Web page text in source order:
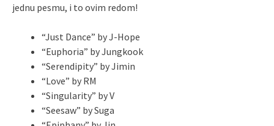
jednu pesmu, i to ovim redom!
“Just Dance” by J-Hope
“Euphoria” by Jungkook
“Serendipity” by Jimin
“Love” by RM
“Singularity” by V
“Seesaw” by Suga